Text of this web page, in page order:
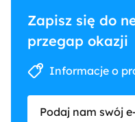
Zapisz się do
przegap okazji
Informacje o
Podaj nam swój